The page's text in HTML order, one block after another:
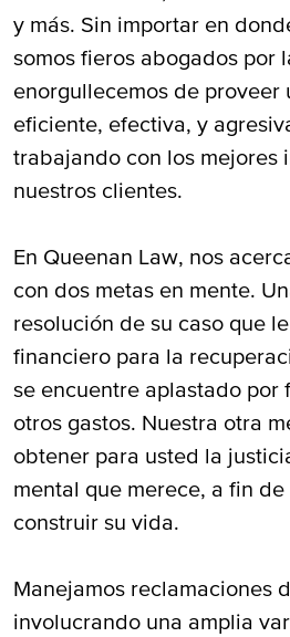
y más. Sin importar en
somos fieros abogados por
enorgullecemos de proveer
eficiente, efectiva, y
trabajando con los mejores
nuestros clientes.
En Queenan Law, nos
con dos metas en mente.
resolución de su caso que
financiero para la
se encuentre aplastado por
otros gastos. Nuestra otra
obtener para usted la
mental que merece, a fin
construir su vida.
Manejamos reclamaciones
involucrando una amplia